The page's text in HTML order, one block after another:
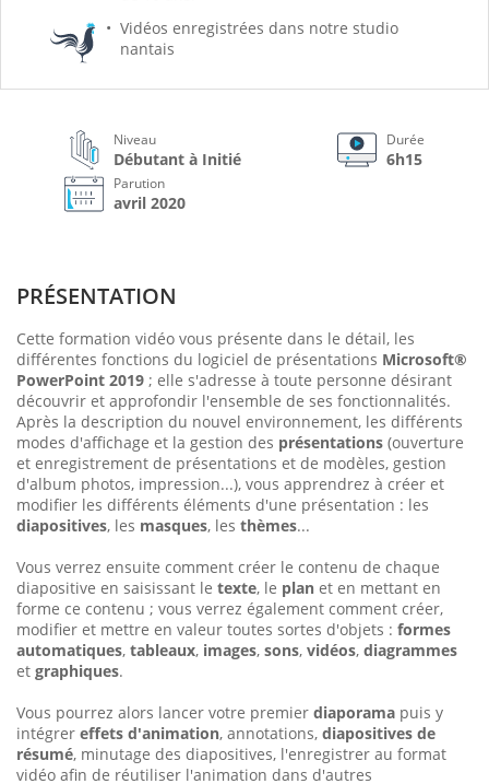
Vidéos enregistrées dans notre studio
nantais
Niveau
Débutant à Initié
Durée
6h15
Parution
avril 2020
PRÉSENTATION
Cette formation vidéo vous présente dans le détail, les
différentes fonctions du logiciel de présentations Microsoft®
PowerPoint 2019 ; elle s'adresse à toute personne désirant
découvrir et approfondir l'ensemble de ses fonctionnalités.
Après la description du nouvel environnement, les différents
modes d'affichage et la gestion des présentations (ouverture
et enregistrement de présentations et de modèles, gestion
d'album photos, impression...), vous apprendrez à créer et
modifier les différents éléments d'une présentation : les
diapositives, les masques, les thèmes...
Vous verrez ensuite comment créer le contenu de chaque
diapositive en saisissant le texte, le plan et en mettant en
forme ce contenu ; vous verrez également comment créer,
modifier et mettre en valeur toutes sortes d'objets : formes
automatiques, tableaux, images, sons, vidéos, diagrammes
et graphiques.
Vous pourrez alors lancer votre premier diaporama puis y
intégrer effets d'animation, annotations, diapositives de
résumé, minutage des diapositives, l'enregistrer au format
vidéo afin de réutiliser l'animation dans d'autres